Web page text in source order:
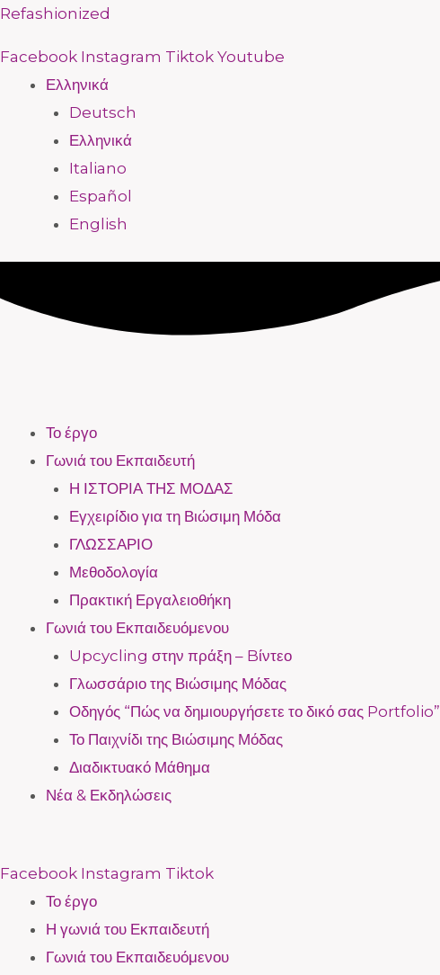
Μετάβαση
Refashionized
Facebook Instagram Tiktok Youtube
Menu
Ελληνικά
Deutsch
Ελληνικά
Italiano
Español
English
Menu
Το έργο
Γωνιά του Εκπαιδευτή
Η ΙΣΤΟΡΙΑ ΤΗΣ ΜΟΔΑΣ
Εγχειρίδιο για τη Βιώσιμη Μόδα
ΓΛΩΣΣΑΡΙΟ
Μεθοδολογία
Πρακτική Εργαλειοθήκη
Γωνιά του Εκπαιδευόμενου
Upcycling στην πράξη – Bίντεο
Γλωσσάριο της Βιώσιμης Μόδας
Οδηγός “Πώς να δημιουργήσετε το δικό σας Portfolio”
Το Παιχνίδι της Βιώσιμης Μόδας
Διαδικτυακό Μάθημα
Νέα & Εκδηλώσεις
Facebook Instagram Tiktok
Menu
Το έργο
Η γωνιά του Εκπαιδευτή
Γωνιά του Εκπαιδευόμενου
Menu
Menu
Menu
Menu
Menu